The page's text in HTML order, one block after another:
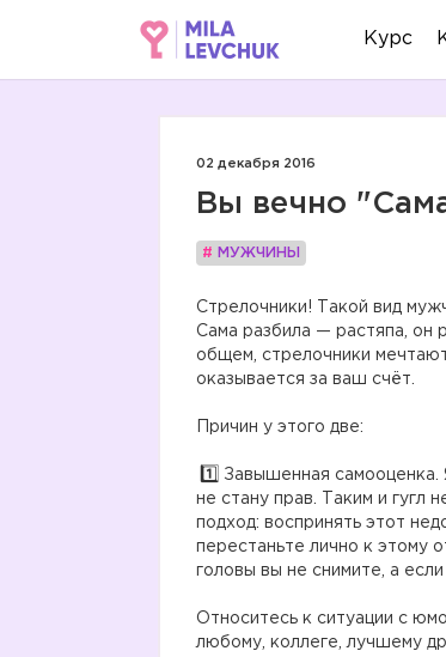
Курс
02 декабря 2016
Вы вечно
# МУЖЧИНЫ
Стрелочники! Такой вид
Сама разбила — растяпа, он
общем, стрелочники
оказывается за ваш счёт.
Причин у этого две:
Завышенная самооценка.
не стану прав. Таким и гугл
подход: воспринять этот
перестаньте лично к этому
головы вы не снимите, а
Относитесь к ситуации с
любому, коллеге, лучшему